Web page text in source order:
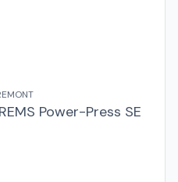
Power-Press SE